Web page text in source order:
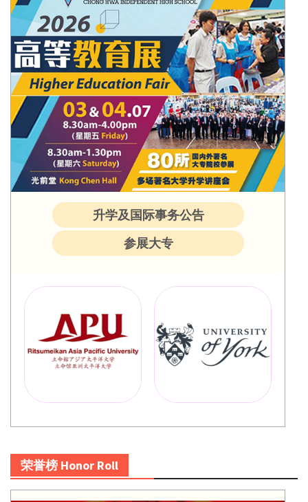
升学及国际事务公告
参展大专
荣誉榜 Honor Roll